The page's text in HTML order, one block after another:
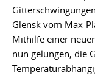
Glensk vom Max-
Mithilfe einer
nun gelungen, die